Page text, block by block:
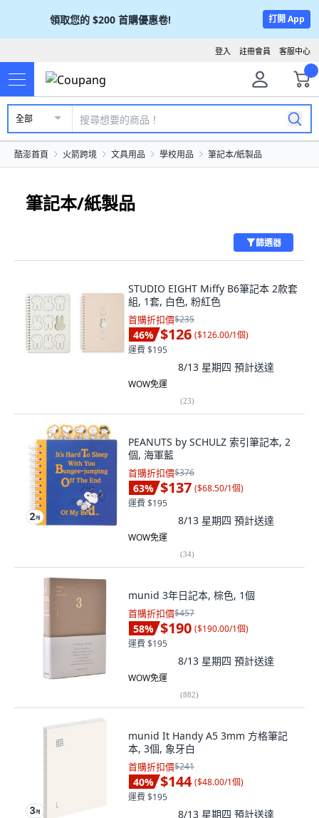
領取您的 $200 首購優惠卷! 打開 App
客服中心
註冊會員
登入
全部
酷澎首頁 火箭跨境 文具用品 學校用品 筆記本/紙製品
筆記本/紙製品
篩選器
STUDIO EIGHT Miffy B6筆記本 2款套
組, 1套, 白色, 粉紅色
首購折扣價$235
46% $126 ($126.00/1個)
運費 $195
8/13 星期四 預計送達
WOW免運
(23)
PEANUTS by SCHULZ 索引筆記本, 2
個, 海軍藍
首購折扣價$376
63% $137 ($68.50/1個)
運費 $195
8/13 星期四 預計送達
WOW免運
(34)
munid 3年日記本, 棕色, 1個
首購折扣價$457
58% $190 ($190.00/1個)
運費 $195
8/13 星期四 預計送達
WOW免運
(882)
munid It Handy A5 3mm 方格筆記
本, 3個, 象牙白
首購折扣價$241
40% $144 ($48.00/1個)
運費 $195
8/13 星期四 預計送達